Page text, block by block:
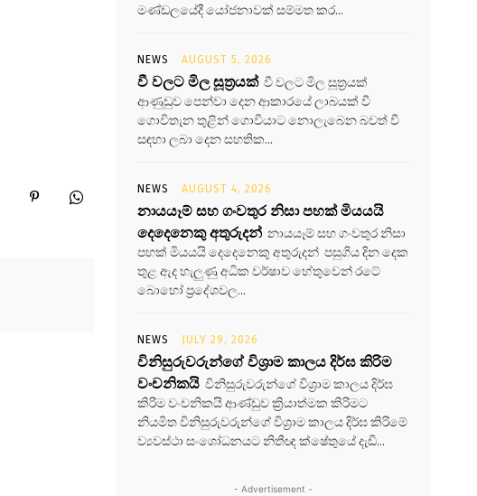
මණ්ඩලයේදී යෝජනාවක් සම්මත කර...
NEWS AUGUST 5, 2026
වී වලට මිල සූත්‍රයක් වී වලට මිල සූත්‍රයක්
ආණුඩුව පෙන්වා දෙන ආකාරයේ ලාබයක් වී
ගොවිතැන තුළින් ගොවියාට නොලැබෙන බවත් වී
සඳහා ලබා දෙන සහතික...
NEWS AUGUST 4, 2026
නායයෑම් සහ ගංවතුර නිසා පහක් මියයයි
දෙදෙනෙකු අතුරුදන් නායයෑම් සහ ගංවතුර නිසා
පහක් මියයයි දෙදෙනෙකු අතුරුදන් පසුගිය දින දෙක
තුළ ඇද හැලුණු අධික වර්ෂාව හේතුවෙන් රටේ
බොහෝ ප්‍රදේශවල...
NEWS JULY 29, 2026
විනිසුරුවරුන්ගේ විශ්‍රාම කාලය දිර්ඝ කිරිම
වංචනිකයි විනිසුරුවරුන්ගේ විශ්‍රාම කාලය දිර්ඝ
කිරිම වංචනිකයි ආණ්ඩුව ක්‍රියාත්මක කිරිමට
නියමිත විනිසුරුවරුන්ගේ විශ්‍රාම කාලය දිර්ඝ කිරිමේ
ව්‍යවස්ථා සංශෝධනයට නිතීඥ ක්ෂේතුයේ දැඩි...
- Advertisement -